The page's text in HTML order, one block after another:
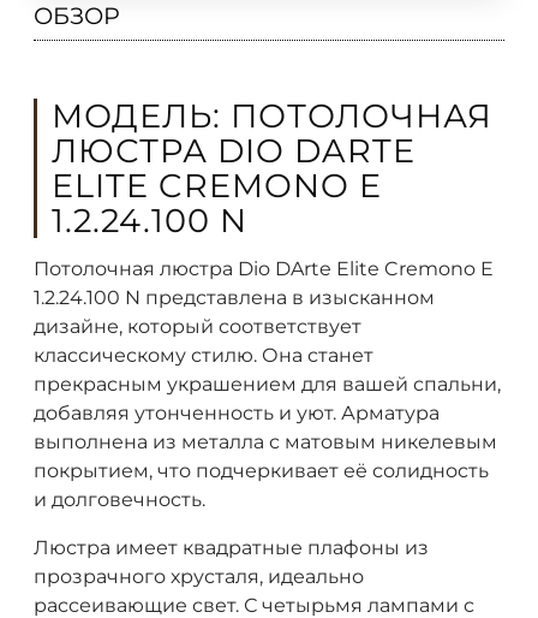
ОБЗОР
МОДЕЛЬ: ПОТОЛОЧНАЯ
ЛЮСТРА DIO DARTE
ELITE CREMONO E
1.2.24.100 N
Потолочная люстра Dio DArte Elite Cremono E
1.2.24.100 N представлена в изысканном
дизайне, который соответствует
классическому стилю. Она станет
прекрасным украшением для вашей спальни,
добавляя утонченность и уют. Арматура
выполнена из металла с матовым никелевым
покрытием, что подчеркивает её солидность
и долговечность.
Люстра имеет квадратные плафоны из
прозрачного хрусталя, идеально
рассеивающие свет. С четырьмя лампами с